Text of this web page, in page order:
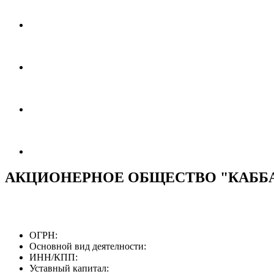
АКЦИОНЕРНОЕ ОБЩЕСТВО
ОГРН:
Основной вид деятелности:
ИНН/КПП:
Уставный капитал: